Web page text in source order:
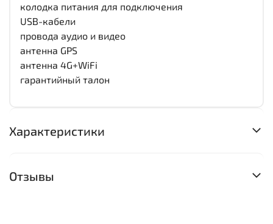
колодка питания для подключения
USB-кабели
провода аудио и видео
антенна GPS
антенна 4G+WiFi
гарантийный талон
Характеристики
Отзывы